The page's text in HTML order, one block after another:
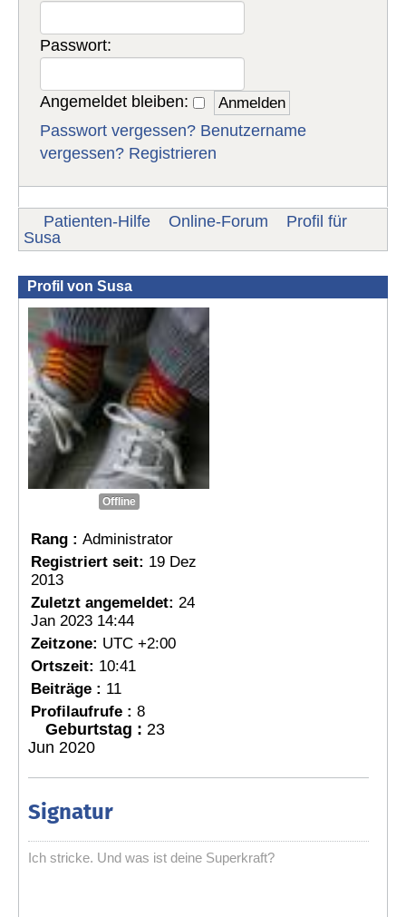
Passwort:
Angemeldet bleiben:
Passwort vergessen? Benutzername
vergessen? Registrieren
Patienten-Hilfe Online-Forum
Profil für
Susa
Profil von Susa
Offline
Rang : Administrator
Registriert seit: 19 Dez
2013
Zuletzt angemeldet: 24
Jan 2023 14:44
Zeitzone: UTC +2:00
Ortszeit: 10:41
Beiträge : 11
Profilaufrufe : 8
Geburtstag : 23
Jun 2020
Signatur
Ich stricke. Und was ist deine Superkraft?